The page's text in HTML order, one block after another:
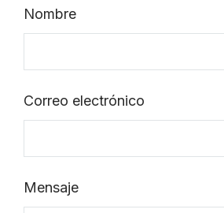
Nombre
Correo electrónico
Mensaje